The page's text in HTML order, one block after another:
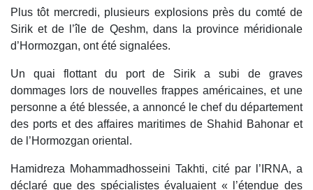
Plus tôt mercredi, plusieurs explosions près du comté de
Sirik et de l’île de Qeshm, dans la province méridionale
d’Hormozgan, ont été signalées.
Un quai flottant du port de Sirik a subi de graves
dommages lors de nouvelles frappes américaines, et une
personne a été blessée, a annoncé le chef du département
des ports et des affaires maritimes de Shahid Bahonar et
de l’Hormozgan oriental.
Hamidreza Mohammadhosseini Takhti, cité par l’IRNA, a
déclaré que des spécialistes évaluaient « l’étendue des